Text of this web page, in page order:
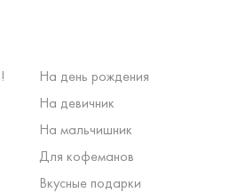
На день рождения
На девичник
На мальчишник
Для кофеманов
Вкусные подарки